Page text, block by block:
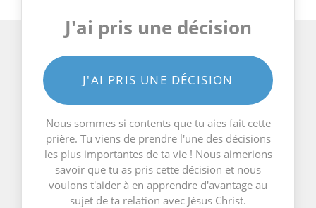
J'ai pris une décision
J'AI PRIS UNE DÉCISION
Nous sommes si contents que tu aies fait cette
prière. Tu viens de prendre l'une des décisions
les plus importantes de ta vie ! Nous aimerions
savoir que tu as pris cette décision et nous
voulons t'aider à en apprendre d'avantage au
sujet de ta relation avec Jésus Christ.